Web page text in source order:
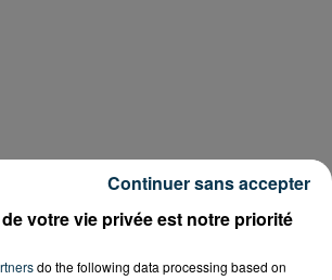
votre vie privée est notre priorité
do the following data processing based on
Continuer sans accepter